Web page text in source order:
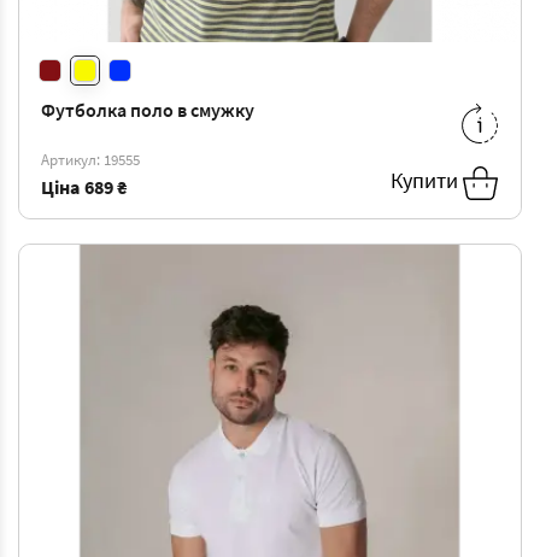
Футболка поло в смужку
Артикул: 19555
Ціна 689 ₴ Купити
L